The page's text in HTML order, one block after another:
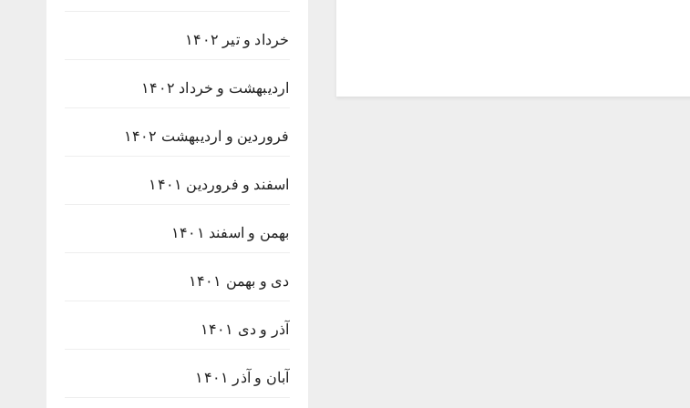
خرداد و تیر ۱۴۰۲
اردیبهشت و خرداد ۱۴۰۲
فروردین و اردیبهشت ۱۴۰۲
اسفند و فروردین ۱۴۰۱
بهمن و اسفند ۱۴۰۱
دی و بهمن ۱۴۰۱
آذر و دی ۱۴۰۱
آبان و آذر ۱۴۰۱